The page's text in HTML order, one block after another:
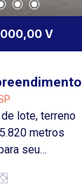
V
lote, terreno
metros
seu